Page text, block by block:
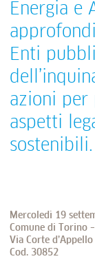
Energia e
Enti
azioni per
aspetti
sostenibili.
Mercoledì 19
Comune di Torino –
Via Corte
Cod. 30852